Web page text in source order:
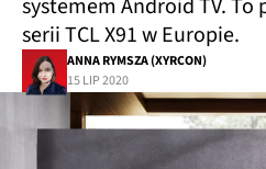
systemem Android TV. To
serii TCL X91 w Europie.
ANNA RYMSZA (XYRCON)
15 LIP 2020